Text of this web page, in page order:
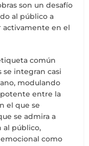
son un desafío
al público a
activamente en el
común
se integran casi
modulando
entre la
el que se
se admira a
al público,
como